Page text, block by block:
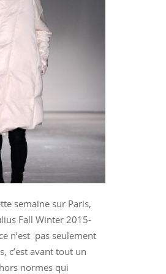
semaine sur Paris,
Fall Winter 2015-
n’est pas seulement
c’est avant tout un
normes qui